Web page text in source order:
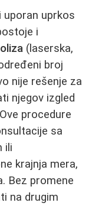
uporan uprkos
i
(laserska,
broj
nije rešenje za
njegov izgled
procedure
sa
ili
krajnja mera,
Bez promene
na drugim